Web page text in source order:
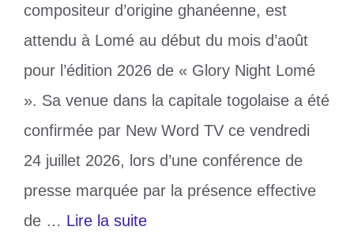
compositeur d’origine ghanéenne, est
attendu à Lomé au début du mois d’août
pour l’édition 2026 de « Glory Night Lomé
». Sa venue dans la capitale togolaise a été
confirmée par New Word TV ce vendredi
24 juillet 2026, lors d’une conférence de
presse marquée par la présence effective
de … Lire la suite